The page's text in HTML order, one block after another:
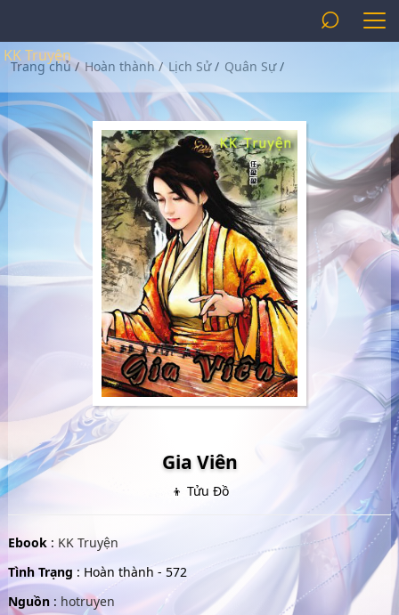
KK Truyện
⌕
Trang chủ/ Hoàn thành/ Lịch Sử/ Quân Sự/
Gia Viên
👦 Tửu Đồ
Ebook : KK Truyện
Tình Trạng : Hoàn thành - 572
Nguồn: hotruyen